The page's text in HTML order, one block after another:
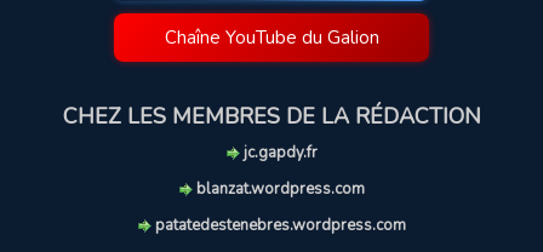
Chaîne YouTube du Galion
CHEZ LES MEMBRES DE LA RÉDACTION
jc.gapdy.fr
blanzat.wordpress.com
patatedestenebres.wordpress.com